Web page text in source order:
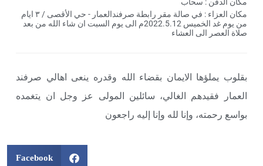
مكان الدفن : سحاب
مكان العزاء : في صالة مقر رابطة صرفندالعمار - حي الأقصى / ٣ ايام
من يوم غد الخميس 2022.5.12م الى يوم السبت ان شاء الله من بعد
صلاة العصر الى العشاء
بقلوب يملؤها الايمان بقضاء الله وقدره ينعى اهالي صرفند
العمار فقيدهم الغالي، سائلين المولى عز وجل ان يتغمده
بواسع رحمته، وإنا لله وإنا إليه راجعون
Facebook